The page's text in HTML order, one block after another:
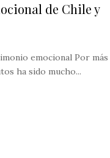
de Chile y
emocional Por más
ha sido mucho...